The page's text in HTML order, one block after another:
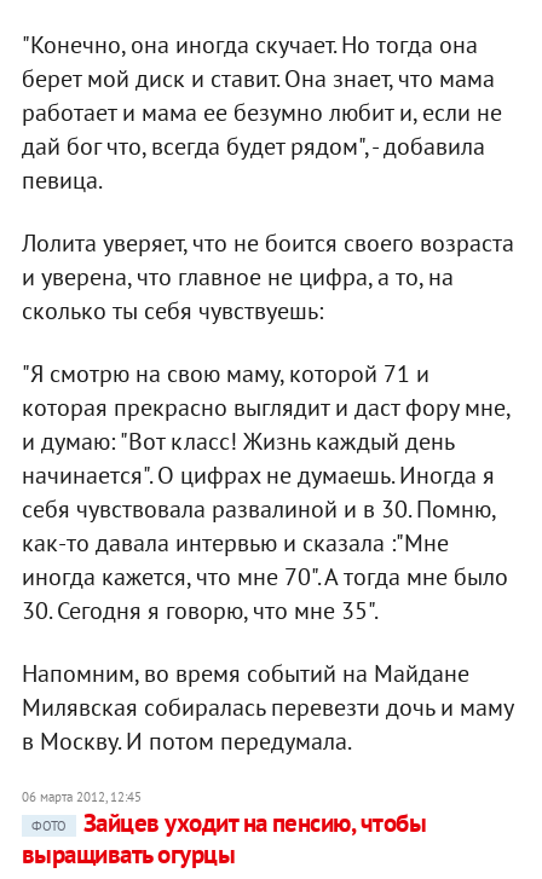
"Конечно, она иногда скучает. Но тогда она
берет мой диск и ставит. Она знает, что мама
работает и мама ее безумно любит и, если не
дай бог что, всегда будет рядом", - добавила
певица.
Лолита уверяет, что не боится своего возраста
и уверена, что главное не цифра, а то, на
сколько ты себя чувствуешь:
"Я смотрю на свою маму, которой 71 и
которая прекрасно выглядит и даст фору мне,
и думаю: "Вот класс! Жизнь каждый день
начинается". О цифрах не думаешь. Иногда я
себя чувствовала развалиной и в 30. Помню,
как-то давала интервью и сказала :"Мне
иногда кажется, что мне 70". А тогда мне было
30. Сегодня я говорю, что мне 35".
Напомним, во время событий на Майдане
Милявская собиралась перевезти дочь и маму
в Москву. И потом передумала.
06 марта 2012, 12:45
ФОТО
Зайцев уходит на пенсию, чтобы
выращивать огурцы